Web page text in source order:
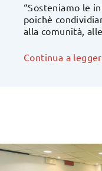
“Sosteniamo le
poichè
alla comunità,
Continua a